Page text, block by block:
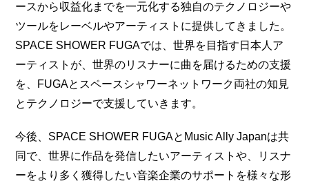
ースから収益化までを一元化する独自のテクノロジーや
ツールをレーベルやアーティストに提供してきました。
SPACE SHOWER FUGAでは、世界を目指す日本人ア
ーティストが、世界のリスナーに曲を届けるための支援
を、FUGAとスペースシャワーネットワーク両社の知見
とテクノロジーで支援していきます。
今後、SPACE SHOWER FUGAとMusic Ally Japanは共
同で、世界に作品を発信したいアーティストや、リスナ
ーをより多く獲得したい音楽企業のサポートを様々な形